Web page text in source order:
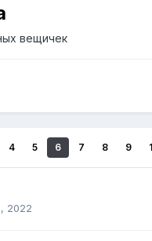
вещичек
4 5 6 7 8 9
2022